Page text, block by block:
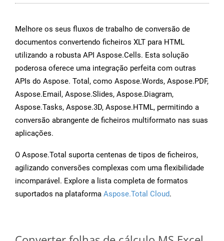
Melhore os seus fluxos de trabalho de conversão de
documentos convertendo ficheiros XLT para HTML
utilizando a robusta API Aspose.Cells. Esta solução
poderosa oferece uma integração perfeita com outras
APIs do Aspose. Total, como Aspose.Words, Aspose.PDF,
Aspose.Email, Aspose.Slides, Aspose.Diagram,
Aspose.Tasks, Aspose.3D, Aspose.HTML, permitindo a
conversão abrangente de ficheiros multiformato nas suas
aplicações.
O Aspose.Total suporta centenas de tipos de ficheiros,
agilizando conversões complexas com uma flexibilidade
incomparável. Explore a lista completa de formatos
suportados na plataforma Aspose.Total Cloud.